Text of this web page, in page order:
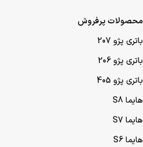
محصولات پرفروش
باتری پژو 207
باتری پژو 206
باتری پژو 405
هایما S8
هایما S7
هایما S6